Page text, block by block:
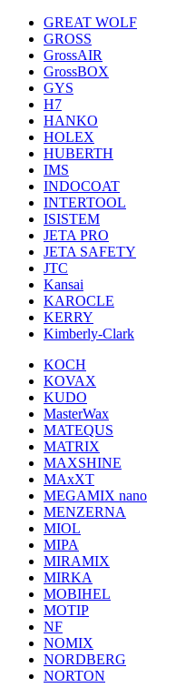
GREAT WOLF
GROSS
GrossAIR
GrossBOX
GYS
H7
HANKO
HOLEX
HUBERTH
IMS
INDOCOAT
INTERTOOL
ISISTEM
JETA PRO
JETA SAFETY
JTC
Kansai
KAROCLE
KERRY
Kimberly-Clark
KOCH
KOVAX
KUDO
MasterWax
MATEQUS
MATRIX
MAXSHINE
MAxXT
MEGAMIX nano
MENZERNA
MIOL
MIPA
MIRAMIX
MIRKA
MOBIHEL
MOTIP
NF
NOMIX
NORDBERG
NORTON